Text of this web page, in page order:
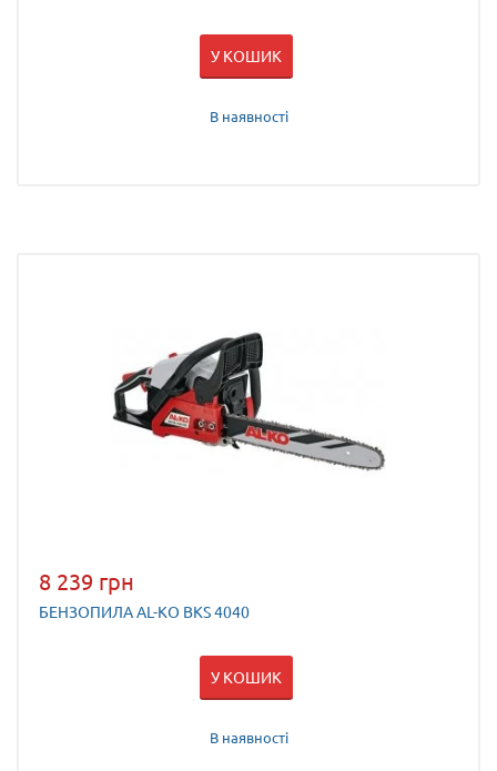
У КОШИК
В наявності
8 239 грн
БЕНЗОПИЛА AL-KO BKS 4040
У КОШИК
В наявності